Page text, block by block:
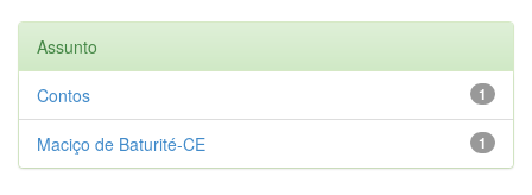
Assunto
1
Contos
1
Maciço de Baturité-CE